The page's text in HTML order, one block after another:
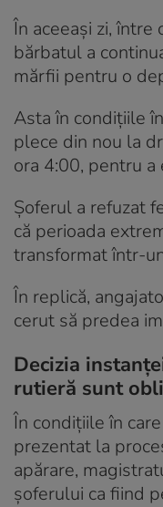
În aceeași zi,
bărbatul a
mărfii pentru o
Asta în condițiile
plece din nou la
ora 4:00, pentru
Șoferul a refuzat
că perioada
transformat într-
În replică,
cerut să predea
Decizia
rutieră sunt
În condițiile în
prezentat la
apărare,
șoferului ca fiind